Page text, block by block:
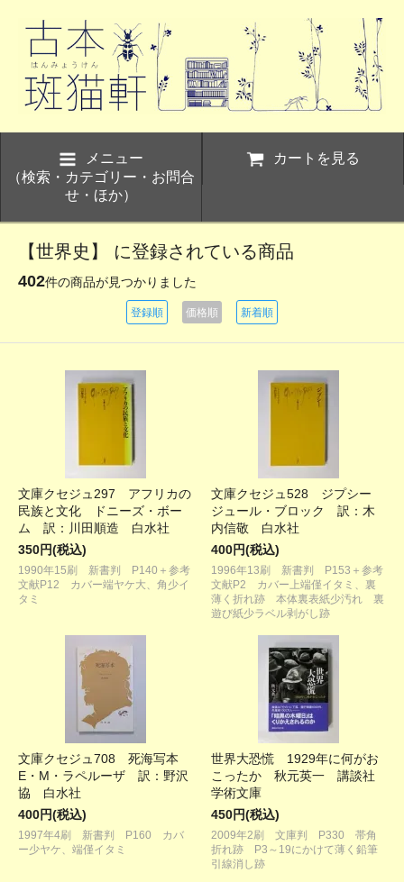
メニュー
（検索・カテゴリー・お問合
せ・ほか）
カートを見る
【世界史】 に登録されている商品
402件の商品が見つかりました
登録順 価格順 新着順
文庫クセジュ297 アフリカの
民族と文化 ドニーズ・ボー
ム 訳：川田順造 白水社
350円(税込)
1990年15刷 新書判 P140＋参考
文献P12 カバー端ヤケ大、角少イ
タミ
文庫クセジュ528 ジプシー
ジュール・ブロック 訳：木
内信敬 白水社
400円(税込)
1996年13刷 新書判 P153＋参考
文献P2 カバー上端僅イタミ、裏
薄く折れ跡 本体裏表紙少汚れ 裏
遊び紙少ラベル剥がし跡
文庫クセジュ708 死海写本
E・M・ラペルーザ 訳：野沢
協 白水社
400円(税込)
1997年4刷 新書判 P160 カバ
ー少ヤケ、端僅イタミ
世界大恐慌 1929年に何がお
こったか 秋元英一 講談社
学術文庫
450円(税込)
2009年2刷 文庫判 P330 帯角
折れ跡 P3～19にかけて薄く鉛筆
引線消し跡